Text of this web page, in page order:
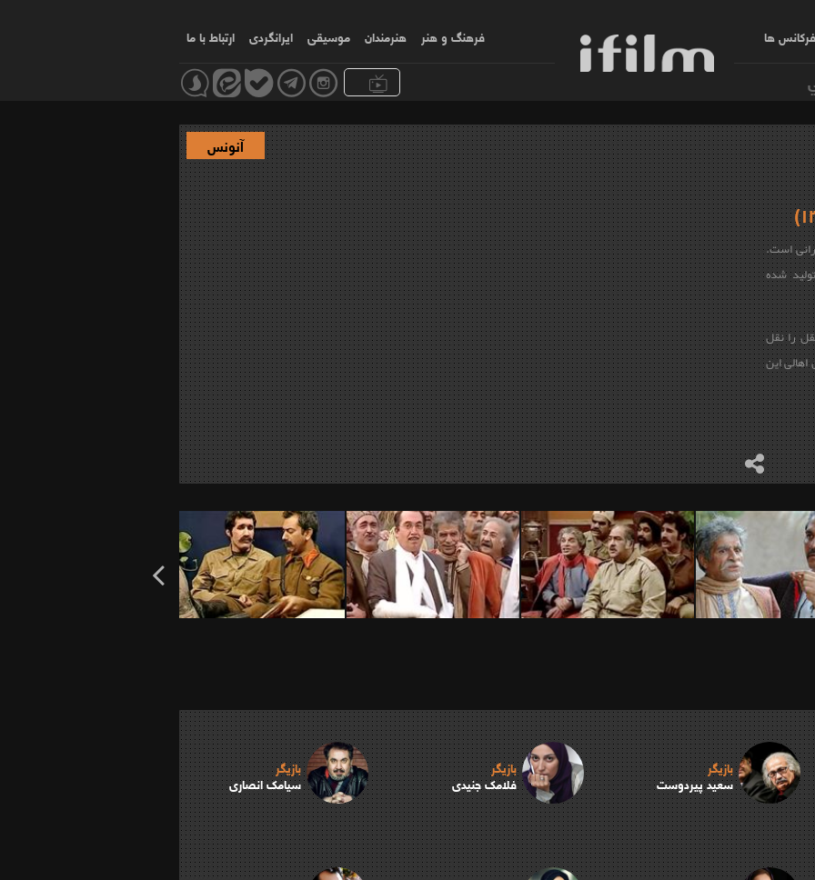
فرکانس ها فرهنگ و هنر هنرمندان موسیقی ایرانگردی ارتباط با ما
است.
شده
را نقل
این
آنونس
بازیگر
سعید پیردوست
بازیگر
فلامک جنیدی
بازیگر
سیامک انصاری